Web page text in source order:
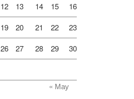
12 13 14 15 16
19 20 21 22 23
26 27 28 29 30
« Мау